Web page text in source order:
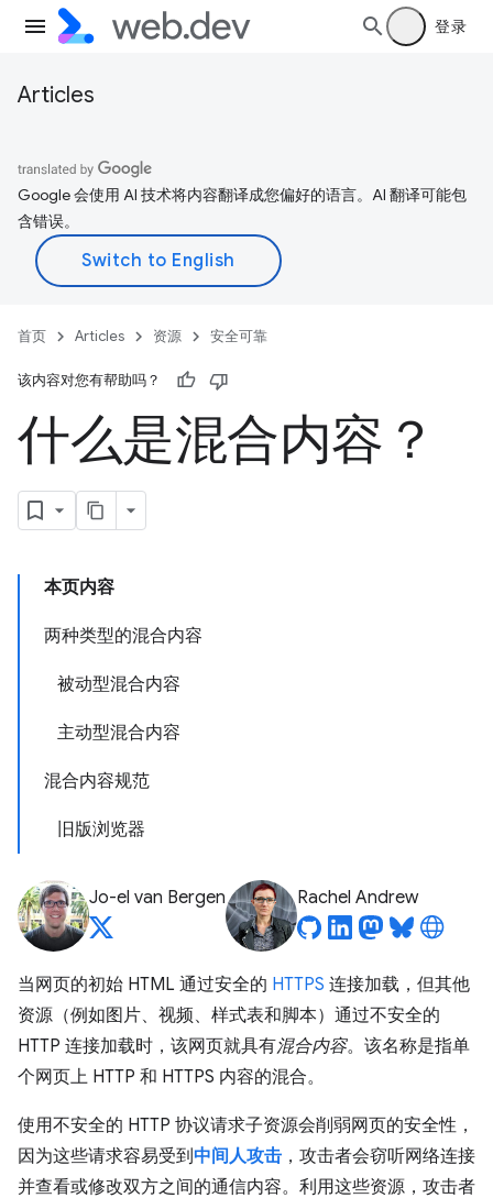
登录
Articles
Google 会使用 AI 技术将内容翻译成您偏好的语言。AI 翻译可能包
含错误。
首页 Articles 资源 安全可靠
该内容对您有帮助吗？
什么是混合内容？
本页内容
两种类型的混合内容
被动型混合内容
主动型混合内容
混合内容规范
旧版浏览器
Jo-el van Bergen Rachel Andrew
当网页的初始 HTML 通过安全的 HTTPS 连接加载，但其他
资源（例如图片、视频、样式表和脚本）通过不安全的
HTTP 连接加载时，该网页就具有混合内容。该名称是指单
个网页上 HTTP 和 HTTPS 内容的混合。
使用不安全的 HTTP 协议请求子资源会削弱网页的安全性，
因为这些请求容易受到中间人攻击 ，攻击者会窃听网络连接
并查看或修改双方之间的通信内容。利用这些资源，攻击者